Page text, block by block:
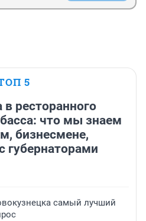
5
ресторанного
что мы знаем
бизнесмене,
губернаторами
самый лучший